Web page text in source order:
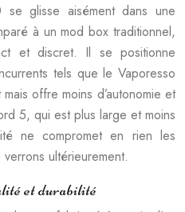
glisse aisément dans une
à un mod box traditionnel,
et discret. Il se positionne
tels que le Vaporesso
offre moins d’autonomie et
5, qui est plus large et moins
ne compromet en rien les
ultérieurement.
et durabilité